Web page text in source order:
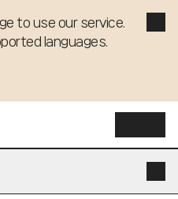
to use our service.
languages.